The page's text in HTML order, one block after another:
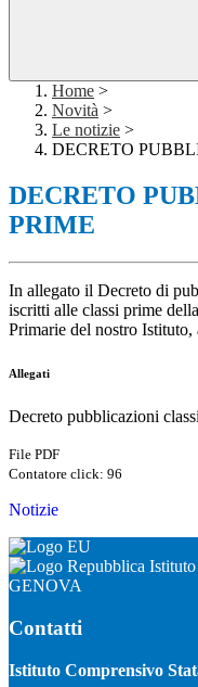
Home >
Novità >
Le notizie >
DECRETO
DECRETO
PRIME
In allegato il Decreto di
iscritti alle classi prime
Primarie del nostro Istituto,
Allegati
Decreto pubblicazioni
File PDF
Contatore click: 96
Notizie
GENOVA
Contatti
Istituto Comprensivo